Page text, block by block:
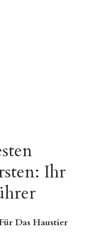
Ihr
Das Haustier